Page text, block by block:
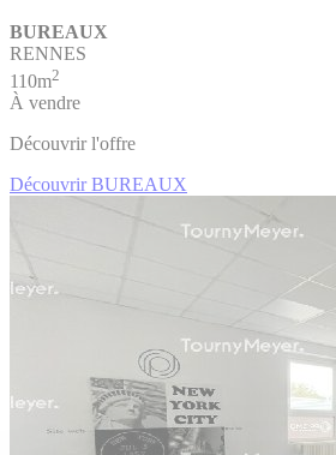
BUREAUX
RENNES
110m2
À vendre
Découvrir l'offre
Découvrir BUREAUX